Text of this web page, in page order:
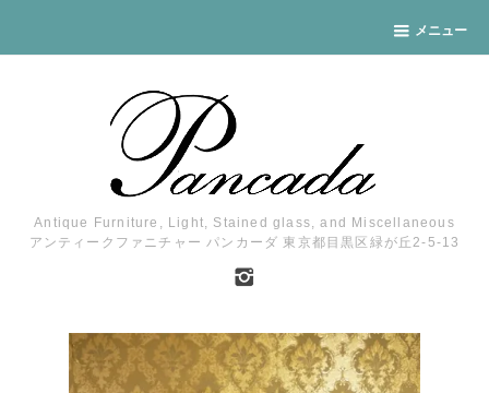
メニュー
Antique Furniture, Light, Stained glass, and Miscellaneous
アンティークファニチャー パンカーダ 東京都目黒区緑が丘2-5-13